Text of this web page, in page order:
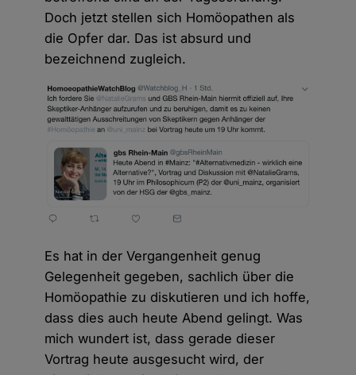
Doch jetzt stellen sich Homöopathen als
die Opfer dar. Das ist absurd und
bezeichnend zugleich.
Es hat in der Vergangenheit genug
Gelegenheit gegeben, sachlich über die
Homöopathie zu diskutieren und ich hoffe,
dass dies auch heute Abend gelingt. Was
mich wundert ist, dass gerade dieser
Vortrag heute ausgesucht wird, der